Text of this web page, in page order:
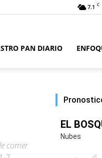
7.1 C
PAN DIARIO
comer
EL
Nubes